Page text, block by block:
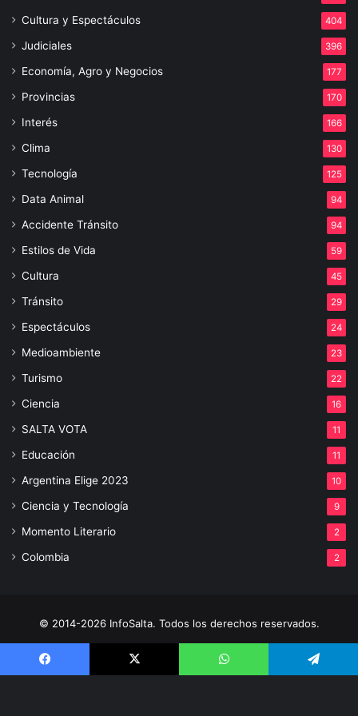
Cultura y Espectáculos 404
Judiciales 396
Economía, Agro y Negocios 177
Provincias 170
Interés 166
Clima 130
Tecnología 125
Data Animal 94
Accidente Tránsito 94
Estilos de Vida 59
Cultura 45
Tránsito 29
Espectáculos 24
Medioambiente 23
Turismo 22
Ciencia 16
SALTA VOTA 11
Educación 11
Argentina Elige 2023 10
Ciencia y Tecnología 9
Momento Literario 2
Colombia 2
© 2014-2026 InfoSalta. Todos los derechos reservados.
3872288394 E-mail: infosaltaredaccion@gmail.com
Facebook X WhatsApp Telegram